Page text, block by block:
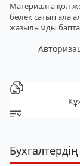
Материалға қол
бөлек сатып ала
жазылымды